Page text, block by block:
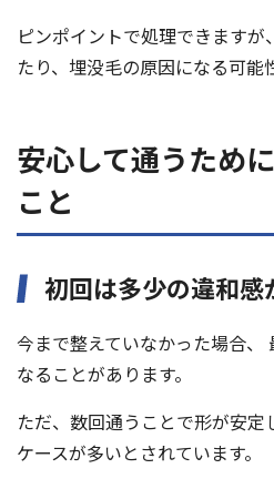
ピンポイントで処理できます
たり、埋没毛の原因になる可能
安心して通うため
こと
初回は多少の違和感
今まで整えていなかった場合、
なることがあります。
ただ、数回通うことで形が安定
ケースが多いとされています。